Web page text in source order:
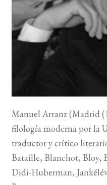
Manuel Arranz (Madrid
filología moderna por la
traductor y crítico
Bataille, Blanchot, Bloy,
Didi-Huberman,